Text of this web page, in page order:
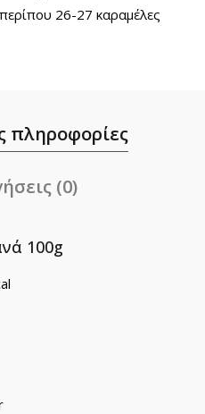
26-27 καραμέλες
πληροφορίες
(0)
100g